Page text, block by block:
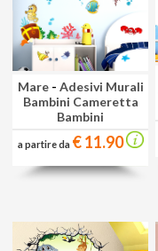
Mare - Adesivi Murali
Bambini Cameretta
Bambini
a partire da € 11.90